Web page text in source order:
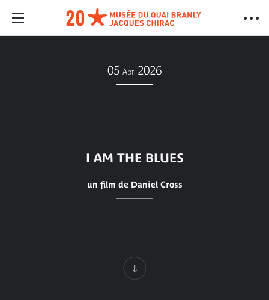
05 Apr 2026
I AM THE BLUES
un film de Daniel Cross